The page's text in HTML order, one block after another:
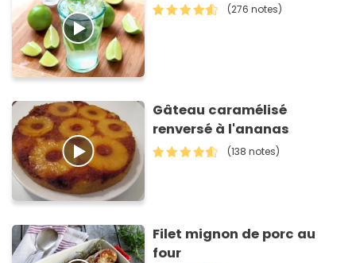
(276 notes)
Gâteau caramélisé
renversé à l'ananas
(138 notes)
Filet mignon de porc au
four